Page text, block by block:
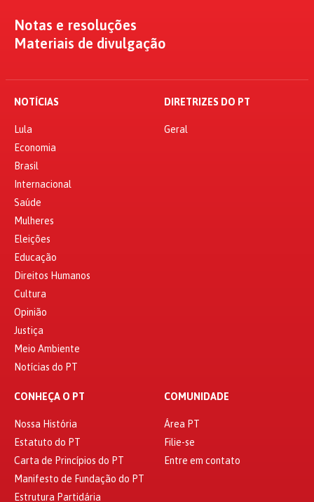
Notas e resoluções
Materiais de divulgação
NOTÍCIAS
Lula
Economia
Brasil
Internacional
Saúde
Mulheres
Eleições
Educação
Direitos Humanos
Cultura
Opinião
Justiça
Meio Ambiente
Notícias do PT
DIRETRIZES DO PT
Geral
CONHEÇA O PT
Nossa História
Estatuto do PT
Carta de Princípios do PT
Manifesto de Fundação do PT
Estrutura Partidária
COMUNIDADE
Área PT
Filie-se
Entre em contato